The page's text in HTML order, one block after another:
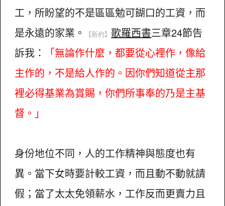
工，所盼望的不是區區勉可餬口的工資，而
是永遠的家業。
【新約】歌羅西書三章24節告
訴我：
「無論作什麼，都要從心裡作，像給
主作的，不是給人作的。因你們知道從主那
裡必得基業為賞賜，你們所事奉的乃是主基
督。」
身份地位不同，人的工作精神與態度也有
異。當下女時要計較工資，而且動不動就請
假；當了太太免領薪水，工作反而更賣力且